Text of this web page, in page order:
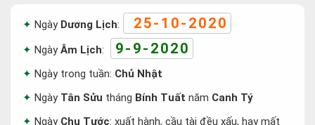
Ngày Dương Lịch: 25-10-2020
NgàyÂm Lịch: 9-9-2020
Ngày trong tuần: Chủ Nhật
Ngày Tân Sửu tháng Bính Tuất năm Canh Tý
Ngày Chu Tước: xuất hành, cầu tài đều xấu, hay mất